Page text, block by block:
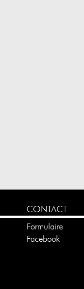
CONTACT
Formulaire
Facebook